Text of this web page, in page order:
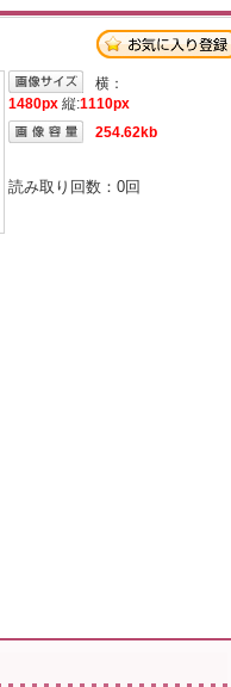
横：
1480px 縦:1110px
254.62kb
読み取り回数： 0回